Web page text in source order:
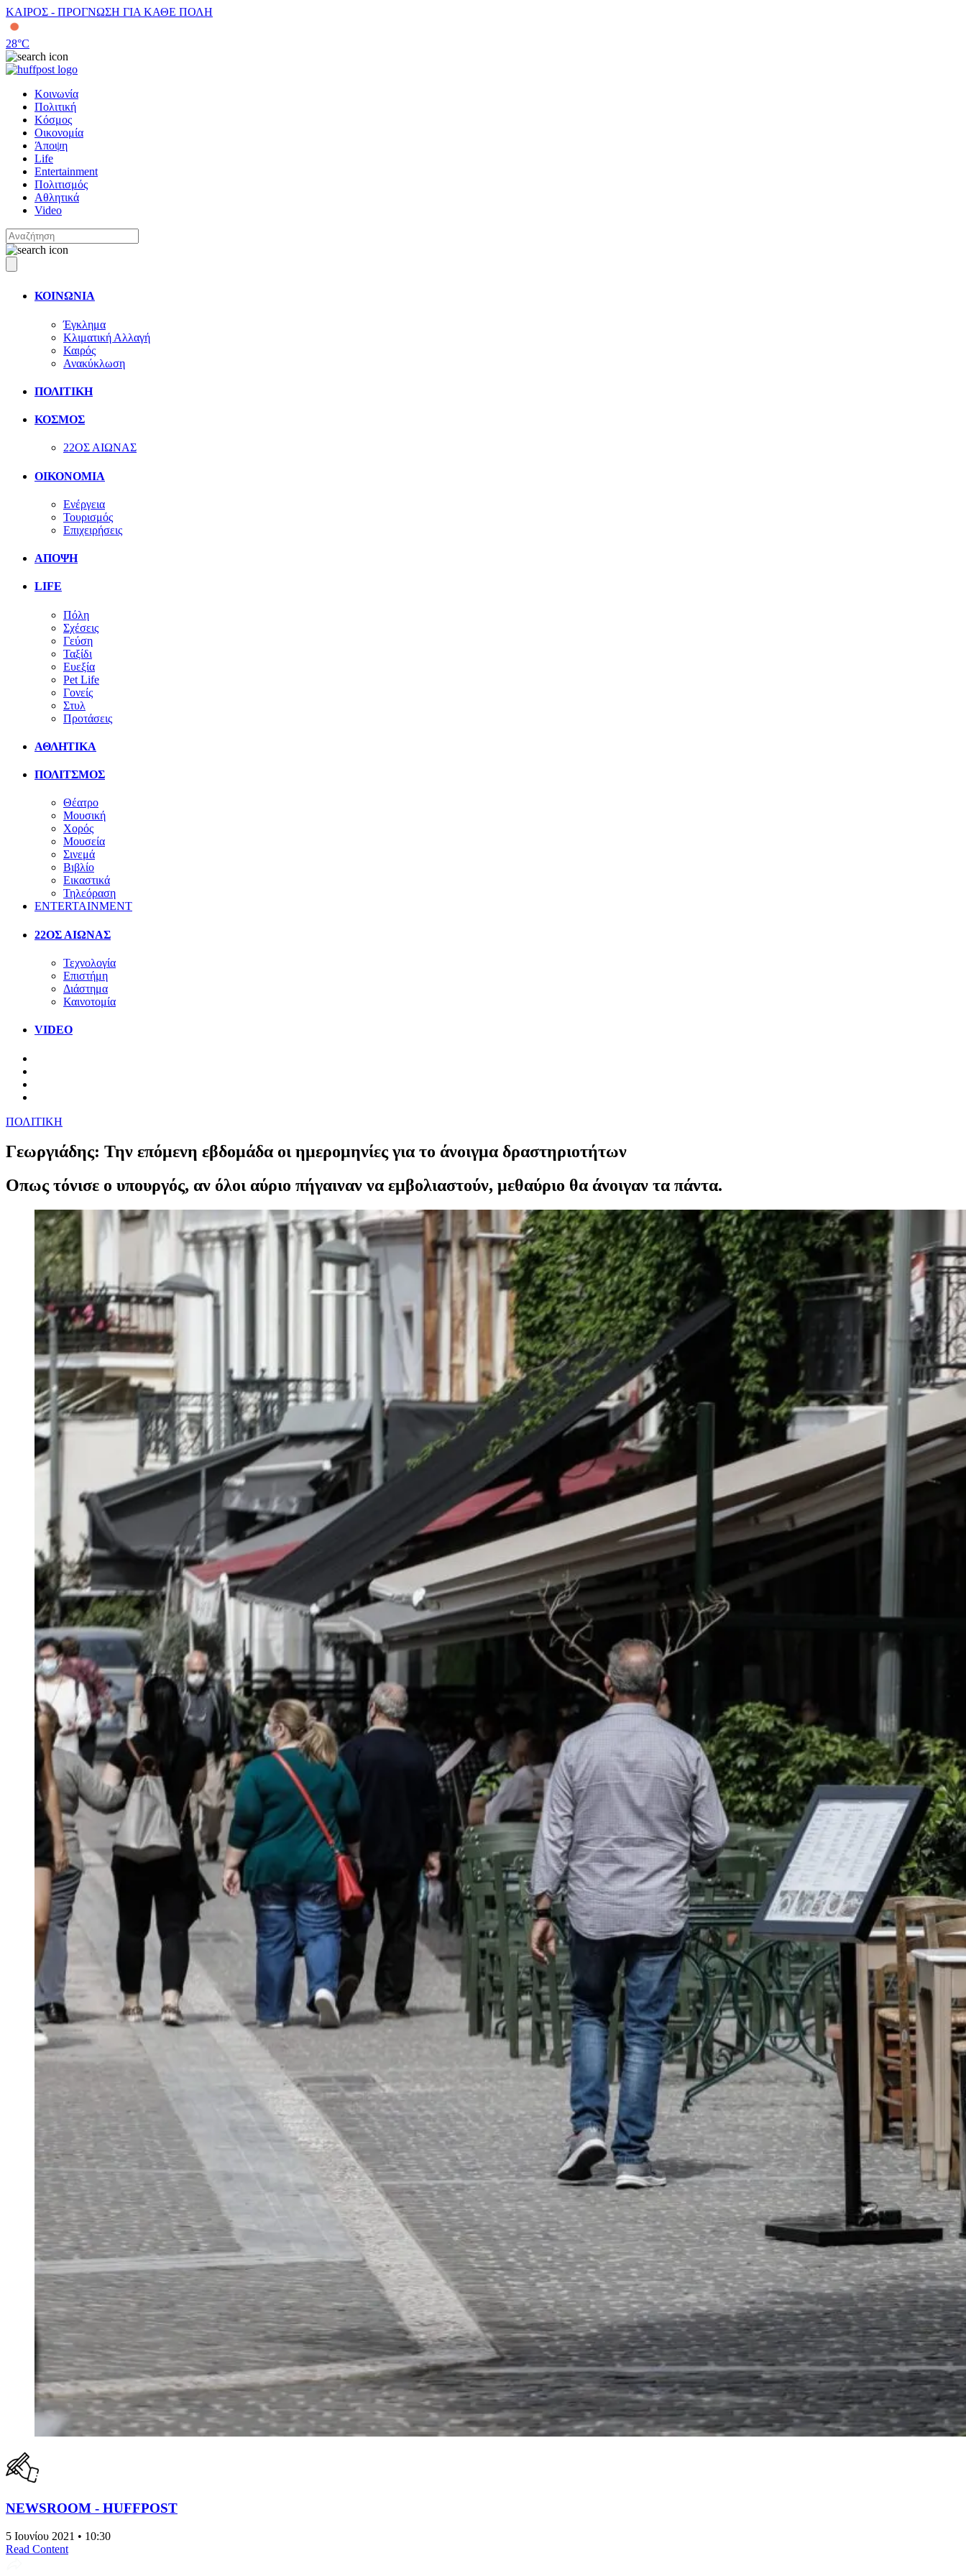
ΚΑΙΡΟΣ - ΠΡΟΓΝΩΣΗ ΓΙΑ ΚΑΘΕ ΠΟΛΗ
28°C
Κοινωνία
Πολιτική
Κόσμος
Οικονομία
Άποψη
Life
Entertainment
Πολιτισμός
Αθλητικά
Video
ΚΟΙΝΩΝΙΑ
Έγκλημα
Κλιματική Αλλαγή
Καιρός
Ανακύκλωση
ΠΟΛΙΤΙΚΗ
ΚΟΣΜΟΣ
22ΟΣ ΑΙΩΝΑΣ
ΟΙΚΟΝΟΜΙΑ
Ενέργεια
Τουρισμός
Επιχειρήσεις
ΑΠΟΨΗ
LIFE
Πόλη
Σχέσεις
Γεύση
Ταξίδι
Ευεξία
Pet Life
Γονείς
Στυλ
Προτάσεις
ΑΘΛΗΤΙΚΑ
ΠΟΛΙΤΣΜΟΣ
Θέατρο
Μουσική
Χορός
Μουσεία
Σινεμά
Βιβλίο
Εικαστικά
Τηλεόραση
ENTERTAINMENT
22ΟΣ ΑΙΩΝΑΣ
Τεχνολογία
Επιστήμη
Διάστημα
Καινοτομία
VIDEO
ΠΟΛΙΤΙΚΗ
Γεωργιάδης: Την επόμενη εβδομάδα οι ημερομηνίες για το άνοιγμα δραστηριοτήτων
Οπως τόνισε ο υπουργός, αν όλοι αύριο πήγαιναν να εμβολιαστούν, μεθαύριο θα άνοιγαν τα πάντα.
NEWSROOM - HUFFPOST
5 Ιουνίου 2021 • 10:30
Read Content